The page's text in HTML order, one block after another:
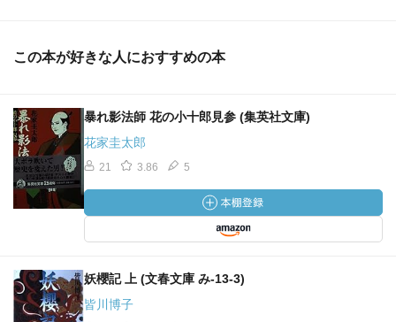
この本が好きな人におすすめの本
暴れ影法師 花の小十郎見参 (集英社文庫)
花家圭太郎
21 3.86 5
妖櫻記 上 (文春文庫 み-13-3)
皆川博子